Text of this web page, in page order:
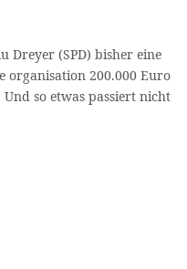
Dreyer (SPD) bisher eine
organisation 200.000 Euro
so etwas passiert nicht